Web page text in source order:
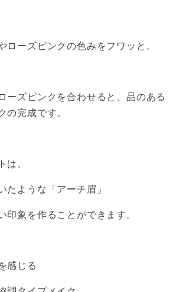
ローズピンクの色みをフワッと。
ーズピンクを合わせると、品のある
の完成です。
は、
たような「アーチ眉」
印象を作ることができます。
感じる